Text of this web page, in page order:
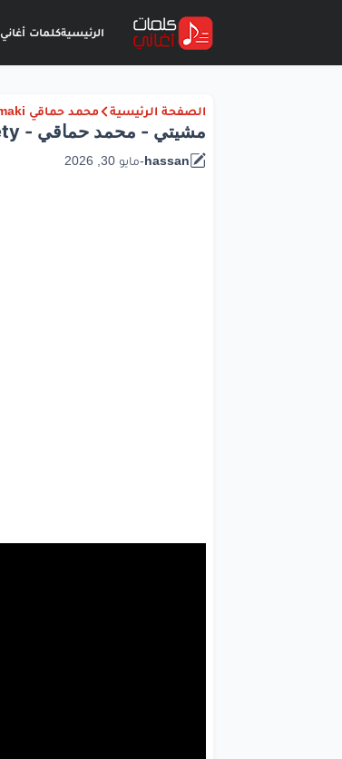
الرئيسيةكلمات أغاني
الصفحة الرئيسية محمد حماقي Mohamed Hamaki
مشيتي - محمد حماقي - Lyrics Mesheety
hassan
-مايو 30, 2026